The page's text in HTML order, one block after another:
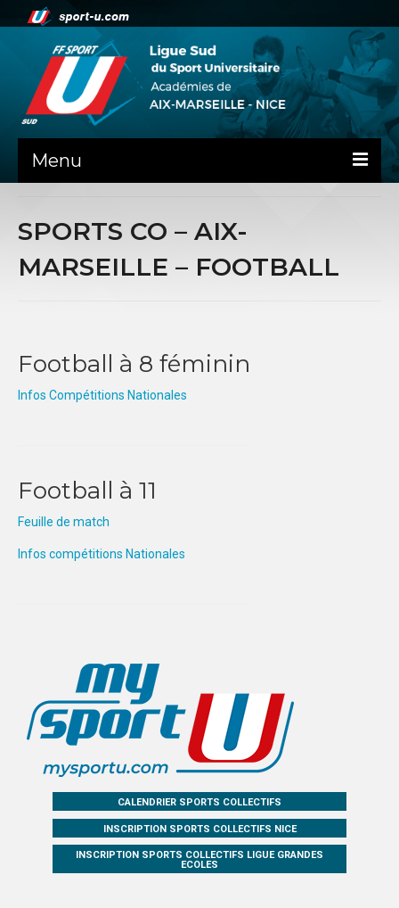
Menu
PRÉSENTATION
GUIDE SPORTIF
COMMISSIONS
FEMINISATION
COMPETITIONS
Qualification exceptionnelle
FORMATION
COMMUNICATION
MAG DU SPORT-U
PHOTOTHÈQUE
SPORTS CO – AIX-
MARSEILLE – FOOTBALL
Football à 8 féminin
Infos Compétitions Nationales
Football à 11
Feuille de match
Infos compétitions Nationales
CALENDRIER SPORTS COLLECTIFS
INSCRIPTION SPORTS COLLECTIFS NICE
INSCRIPTION SPORTS COLLECTIFS LIGUE GRANDES
ECOLES